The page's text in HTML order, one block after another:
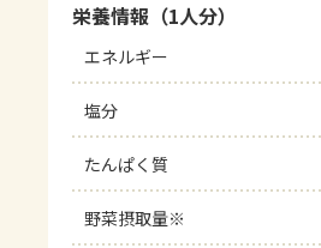
栄養情報（1人分）
エネルギー
塩分
たんぱく質
野菜摂取量※